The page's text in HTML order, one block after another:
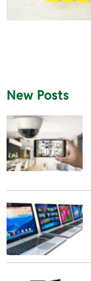
New Posts